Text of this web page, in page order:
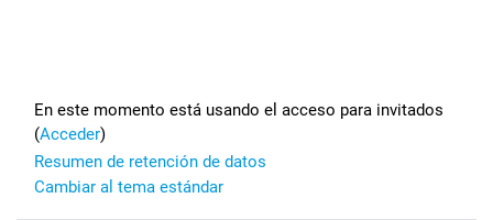
En este momento está usando el acceso para invitados
(Acceder)
Resumen de retención de datos
Cambiar al tema estándar